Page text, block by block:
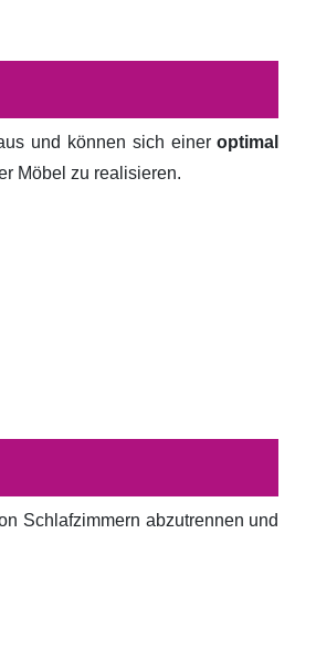
und können sich eineroptimal
Möbel zu realisieren.
Schlafzimmern abzutrennen und